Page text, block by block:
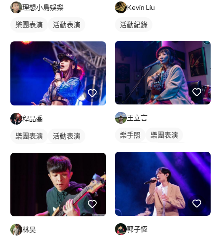
理想小島娛樂
樂團表演
活動表演
程品喬
樂團表演
活動表演
林昊
Kevin Liu
活動紀錄
王立言
樂手照
樂團表演
郭子恆